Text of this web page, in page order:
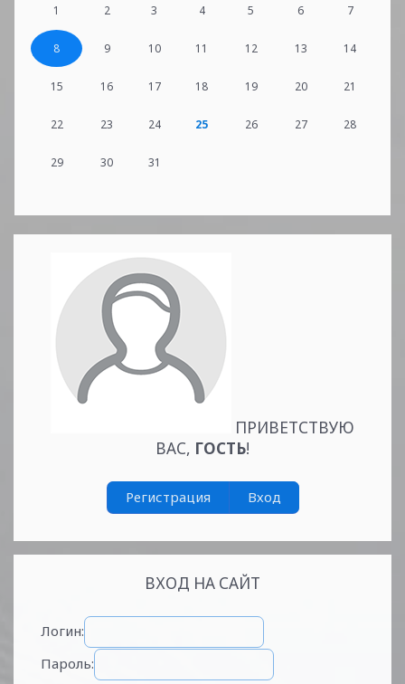
1 2 3 4 5 6 7
8 9 10 11 12 13 14
15 16 17 18 19 20 21
22 23 24 25 26 27 28
29 30 31
ПРИВЕТСТВУЮ
ВАС, ГОСТЬ!
Регистрация Вход
ВХОД НА САЙТ
Логин:
Пароль: